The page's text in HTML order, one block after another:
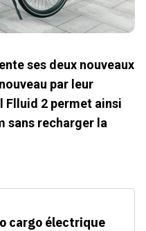
ses deux nouveaux
par leur
Flluid 2 permet ainsi
sans recharger la